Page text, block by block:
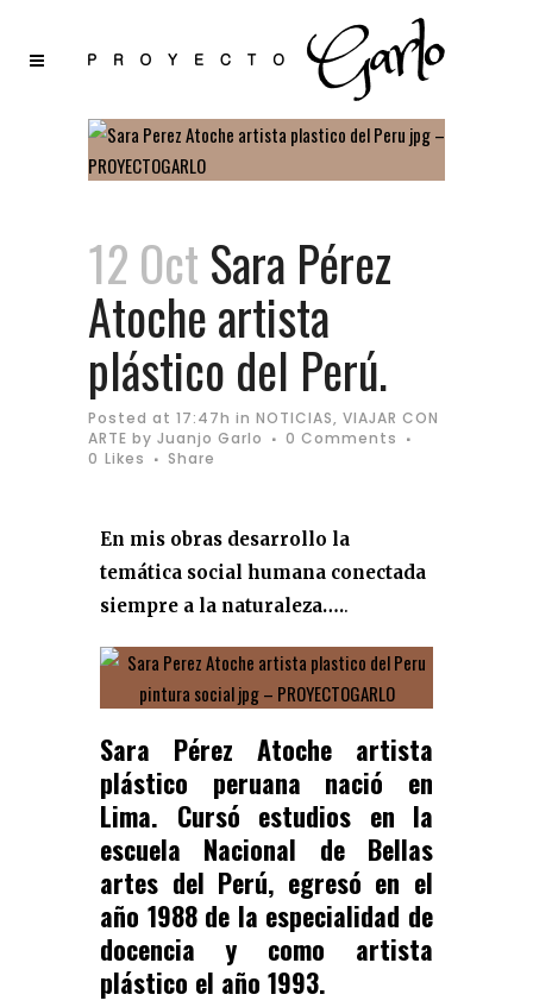
12 Oct Sara Pérez
Atoche artista
plástico del Perú.
Posted at 17:47h in NOTICIAS, VIAJAR CON
ARTE by Juanjo Garlo
0 Comments
0 Likes Share
En mis obras desarrollo la
temática social humana conectada
siempre a la naturaleza…..
Sara Pérez Atoche artista
plástico peruana nació en
Lima. Cursó estudios en la
escuela Nacional de Bellas
artes del Perú, egresó en el
año 1988 de la especialidad de
docencia y como artista
plástico el año 1993.